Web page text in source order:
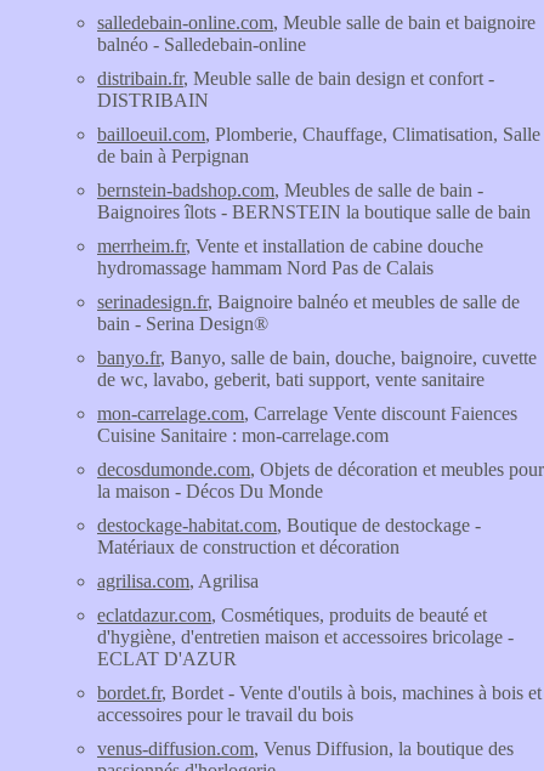
salledebain-online.com, Meuble salle de bain et baignoire
balnéo - Salledebain-online
distribain.fr, Meuble salle de bain design et confort -
DISTRIBAIN
bailloeuil.com, Plomberie, Chauffage, Climatisation, Salle
de bain à Perpignan
bernstein-badshop.com, Meubles de salle de bain -
Baignoires îlots - BERNSTEIN la boutique salle de bain
merrheim.fr, Vente et installation de cabine douche
hydromassage hammam Nord Pas de Calais
serinadesign.fr, Baignoire balnéo et meubles de salle de
bain - Serina Design®
banyo.fr, Banyo, salle de bain, douche, baignoire, cuvette
de wc, lavabo, geberit, bati support, vente sanitaire
mon-carrelage.com, Carrelage Vente discount Faiences
Cuisine Sanitaire : mon-carrelage.com
decosdumonde.com, Objets de décoration et meubles pour
la maison - Décos Du Monde
destockage-habitat.com, Boutique de destockage -
Matériaux de construction et décoration
agrilisa.com, Agrilisa
eclatdazur.com, Cosmétiques, produits de beauté et
d'hygiène, d'entretien maison et accessoires bricolage -
ECLAT D'AZUR
bordet.fr, Bordet - Vente d'outils à bois, machines à bois et
accessoires pour le travail du bois
venus-diffusion.com, Venus Diffusion, la boutique des